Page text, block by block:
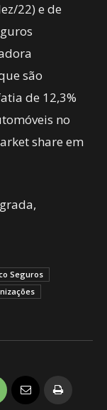
22) e de
são
de 12,3%
no
share em
Seguros